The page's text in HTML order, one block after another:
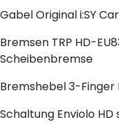
GabelOriginal i:SY
Bremsen TRP HD-
Scheibenbremse
Bremshebel3-Finger
Schaltung Enviolo